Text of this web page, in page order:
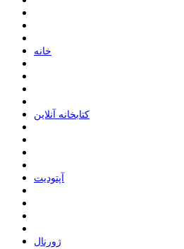
ﺧﺎﻧﻪ
ﮐﺘﺎﺑﺨﺎﻧﻪ ﺁﻧﻼﯾﻦ
ﺁﭘﺘﻮﺩﯾﺖ
ﮊﻭﺭﻧﺎﻝ